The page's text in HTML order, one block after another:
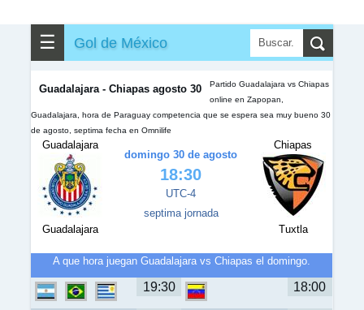
☰ Gol de México
Guadalajara - Chiapas agosto 30
Partido Guadalajara vs Chiapas
online en Zapopan,
Guadalajara, hora de Paraguay competencia que se espera sea muy bueno 30
de agosto, septima fecha en Omnilife
Guadalajara
Guadalajara
domingo 30 de agosto
18:30
UTC-4
septima jornada
Chiapas
Tuxtla
A que hora juegan Guadalajara vs Chiapas el domingo.
19:30 18:00